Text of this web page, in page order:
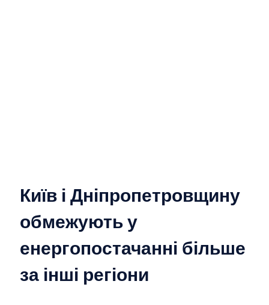
Київ і Дніпропетровщину
обмежують у
енергопостачанні більше
за інші регіони